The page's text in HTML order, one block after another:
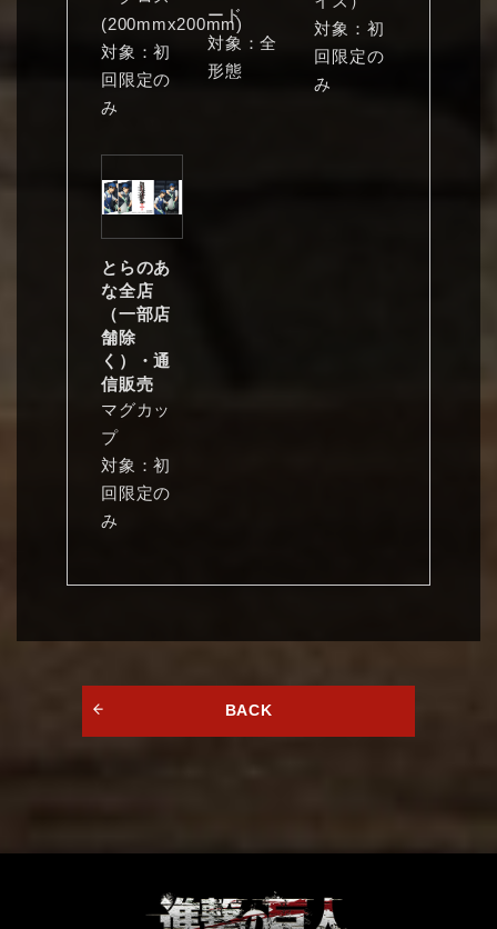
(200mmx200mm)
対象：初
回限定の
み
ード
対象：全
形態
対象：初
回限定の
み
とらのあ
な全店
（一部店
舗除
く）・通
信販売
マグカッ
プ
対象：初
回限定の
み
BACK